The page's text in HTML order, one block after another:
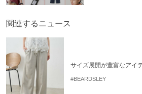
関連するニュース
サイズ展開が豊富なアイ
#BEARDSLEY